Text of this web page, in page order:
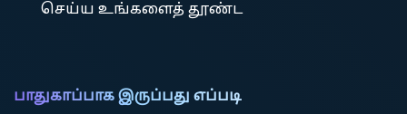
செய்ய உங்களைத் தூண்ட
பாதுகாப்பாக இருப்பது எப்படி